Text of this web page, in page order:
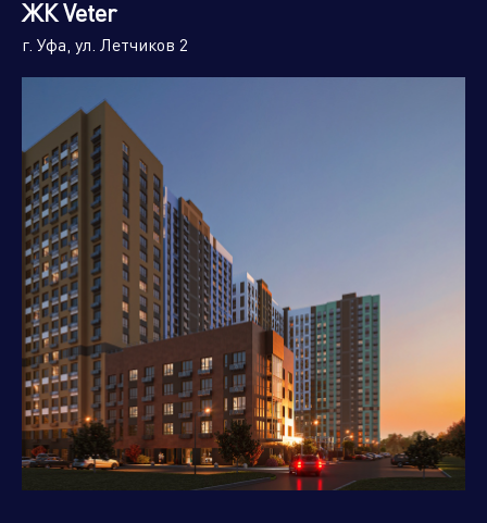
ЖК Veter
г. Уфа, ул. Летчиков 2